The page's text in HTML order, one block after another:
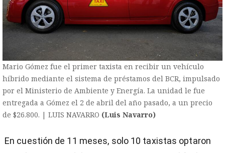
Mario Gómez fue el primer taxista en recibir un vehículo
híbrido mediante el sistema de préstamos del BCR, impulsado
por el Ministerio de Ambiente y Energía. La unidad le fue
entregada a Gómez el 2 de abril del año pasado, a un precio
de $26.800. | LUIS NAVARRO (Luis Navarro)
En cuestión de 11 meses, solo 10 taxistas optaron